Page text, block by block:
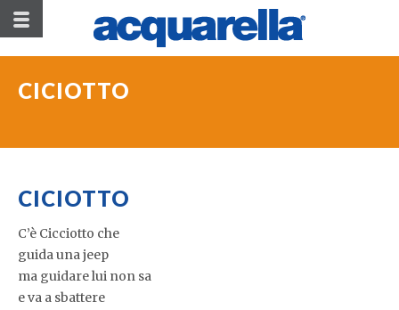
CICIOTTO
CICIOTTO
C’è Cicciotto che
guida una jeep
ma guidare lui non sa
e va a sbattere